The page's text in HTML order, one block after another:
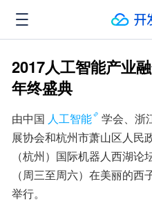
2017人工智能产业
年终盛典
由中国 人工智能
学会、浙
展协会和杭州市萧山区人民
（杭州）国际机器人西湖
（周三至周六）在美丽的
举行。